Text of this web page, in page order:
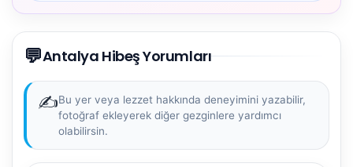
💬Antalya Hibeş Yorumları
✍️Bu yer veya lezzet hakkında deneyimini yazabilir,
fotoğraf ekleyerek diğer gezginlere yardımcı
olabilirsin.
NBY Akıllı Asistan
AI kullanmadan, sitedeki gerçek yerlerle akıllı rota
önerir.
Şehir / ilçe